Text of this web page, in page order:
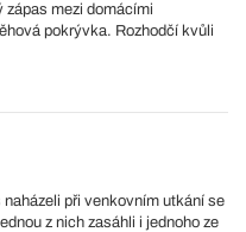
zápas mezi domácími
pokrývka. Rozhodčí kvůli
při venkovním utkání se
z nich zasáhli i jednoho ze